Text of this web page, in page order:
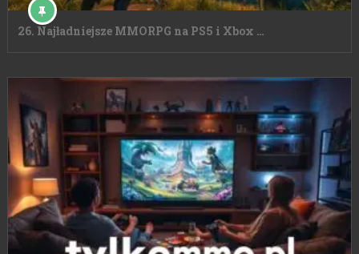
26. Najładniejsze MMORPG na PS5 i Xbox …